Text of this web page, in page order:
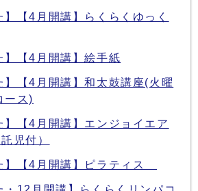
】【4月開講】らくらくゆっく
】【4月開講】絵手紙
】【4月開講】和太鼓講座(火曜
ース)
】【4月開講】エンジョイエア
児付）
】【4月開講】ピラティス